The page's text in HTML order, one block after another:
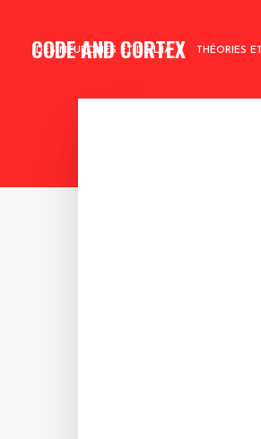
CODE AND CORTEX
DES NEURONES ET DE L’IA THÉORIES